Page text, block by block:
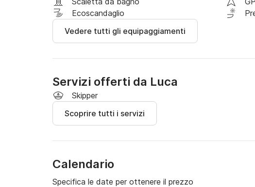
stile di guida, del percorso e delle condizioni
Ecoscandaglio
Vedere tutti gli equipaggiamenti
Servizi offerti da Luca
Skipper
Scoprire tutti i servizi
Calendario
Specifica le date per ottenere il prezzo